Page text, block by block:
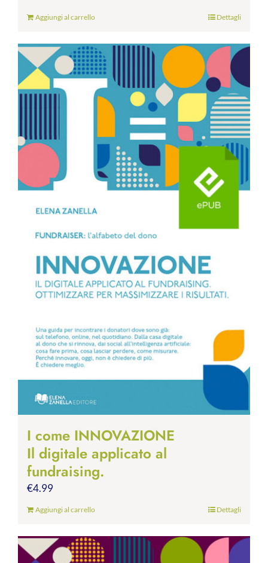
Aggiungi al carrello Dettagli
I come INNOVAZIONE
Il digitale applicato al
fundraising.
€4.99
Aggiungi al carrello Dettagli